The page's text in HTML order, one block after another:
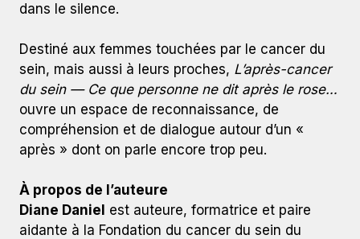
dans le silence.
Destiné aux femmes touchées par le cancer du
sein, mais aussi à leurs proches, L’après-cancer
du sein — Ce que personne ne dit après le rose…
ouvre un espace de reconnaissance, de
compréhension et de dialogue autour d’un «
après » dont on parle encore trop peu.
À propos de l’auteure
Diane Daniel est auteure, formatrice et paire
aidante à la Fondation du cancer du sein du